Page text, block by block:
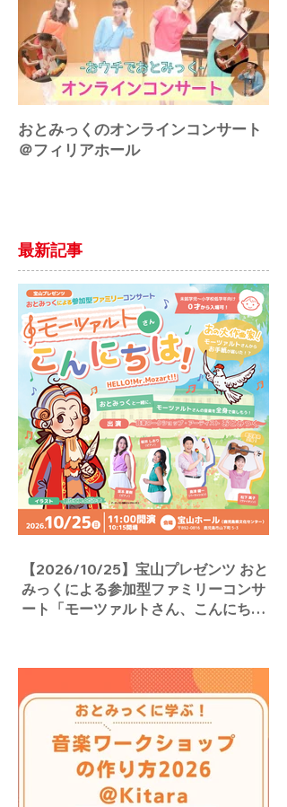
おとみっくのオンラインコンサート
＠フィリアホール
最新記事
【2026/10/25】宝山プレゼンツ おと
みっくによる参加型ファミリーコンサ
ート「モーツァルトさん、こんにち